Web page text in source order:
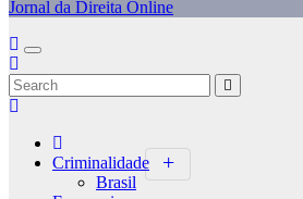
Jornal da Direita Online
Criminalidade
Brasil